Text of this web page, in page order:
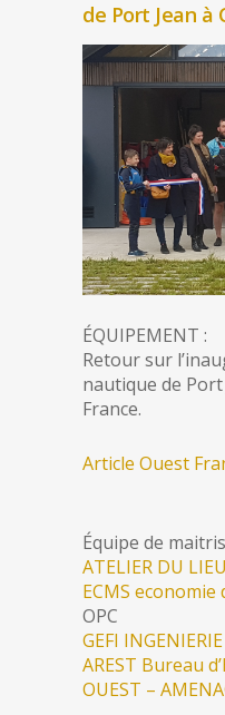
de Port Jean à
ÉQUIPEMENT :
Retour sur
nautique de
France.
Article Ouest
Équipe de
ATELIER DU LIEU
ECMS
OPC
GEFI INGENIERIE
AREST Bureau
OUEST –